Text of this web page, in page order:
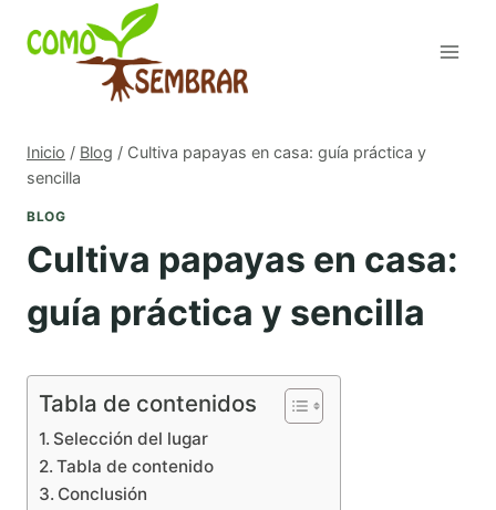
Inicio / Blog / Cultiva papayas en casa: guía práctica y
sencilla
BLOG
Cultiva papayas en casa:
guía práctica y sencilla
Tabla de contenidos
Selección del lugar
Tabla de contenido
Conclusión